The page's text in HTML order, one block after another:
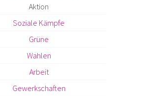
Aktion
Soziale Kämpfe
Grüne
Wahlen
Arbeit
Gewerkschaften